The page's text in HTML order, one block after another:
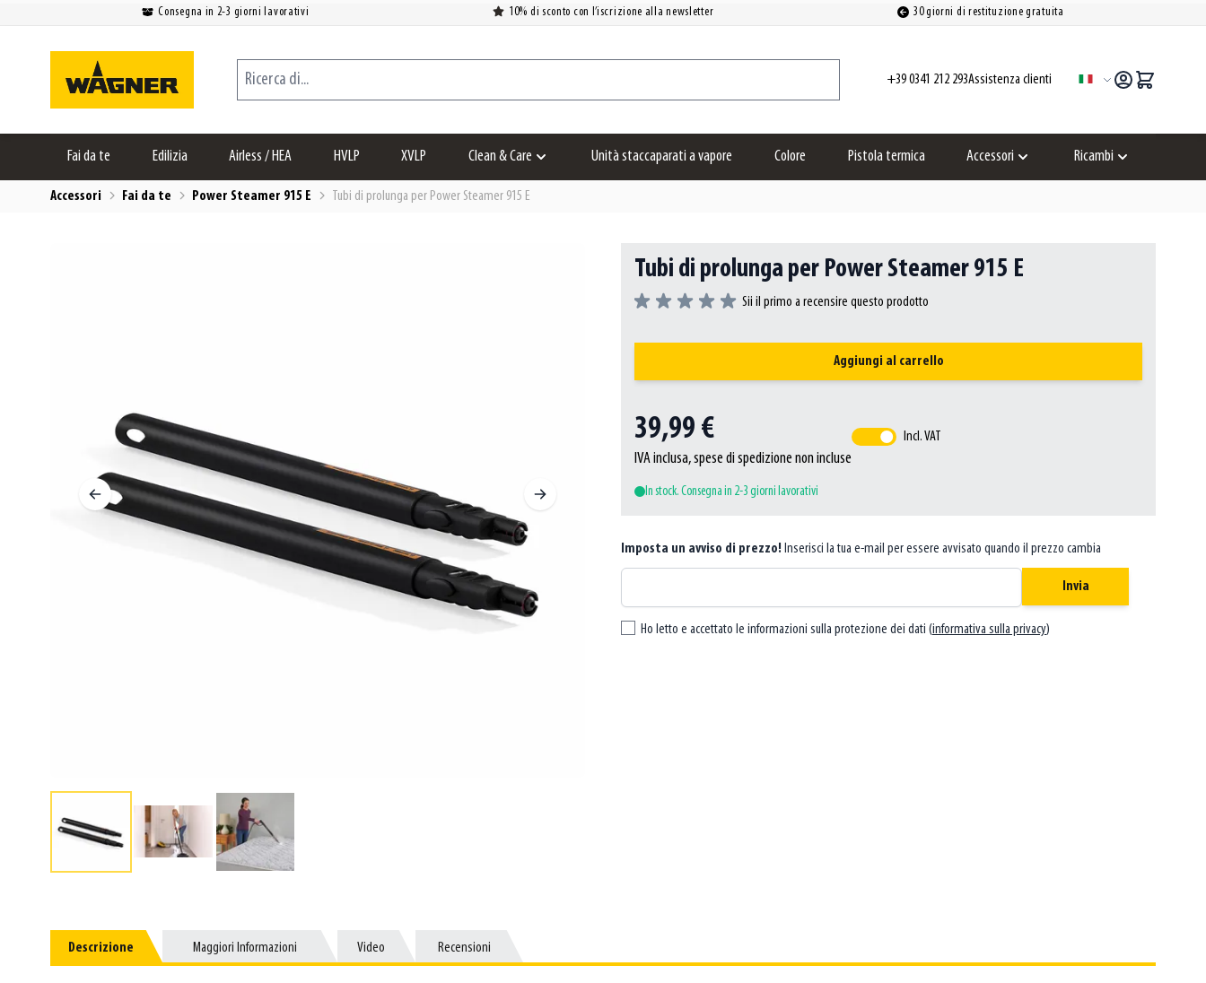
Consegna in 2-3 giorni lavorativi 10% di sconto con l’iscrizione alla newsletter 30 giorni di restituzione gratuita
Ricerca di...
+39 0341 212 293 Assistenza clienti Lingua
Fai da te Edilizia Airless / HEA HVLP XVLP Clean & Care Unità staccaparati a vapore Colore Pistola termica Accessori Ricambi
Accessori
Fai da te Power Steamer 915 E Tubi di prolunga per Power Steamer 915 E
Tubi di prolunga per Power Steamer 915 E
Sii il primo a recensire questo prodotto
Aggiungi al carrello
39,99 €
IVA inclusa, spese di spedizione non incluse
Incl. VAT
In stock. Consegna in 2-3 giorni lavorativi
Imposta un avviso di prezzo! Inserisci la tua e-mail per essere avvisato quando il prezzo cambia
Invia
Ho letto e accettato le informazioni sulla protezione dei dati (informativa sulla privacy)
Descrizione
Descrizione Maggiori Informazioni
Maggiori Informazioni Video
Video Recensioni
Recensioni